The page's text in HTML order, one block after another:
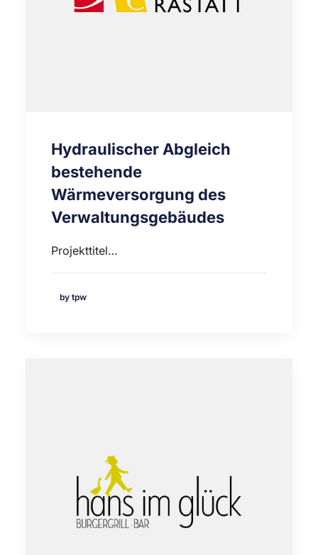
Hydraulischer Abgleich
bestehende
Wärmeversorgung des
Verwaltungsgebäudes
Projekttitel…
by tpw